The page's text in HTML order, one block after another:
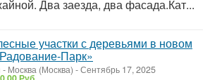
Два заезда, два фасада.Кат...
участки с деревьями в новом
Парк»
- Москва (Москва) -Сентябрь 17, 2025